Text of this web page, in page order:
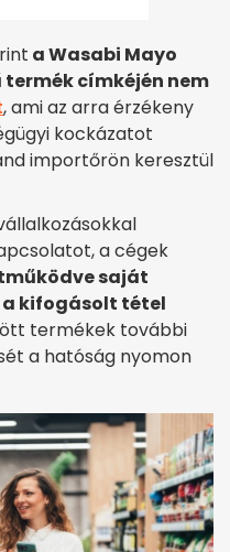
a Wasabi Mayo
termék címkéjén nem
, ami az arra érzékeny
kockázatot
importőrön keresztül
a cégek
saját
kifogásolt tétel
termékek további
a hatóság nyomon